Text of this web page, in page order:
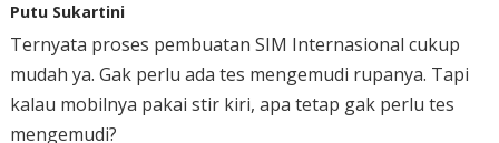
Putu Sukartini
Ternyata proses pembuatan SIM Internasional cukup
mudah ya. Gak perlu ada tes mengemudi rupanya. Tapi
kalau mobilnya pakai stir kiri, apa tetap gak perlu tes
mengemudi?